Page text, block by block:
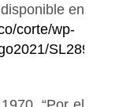
en
corte/wp-
SL2893-